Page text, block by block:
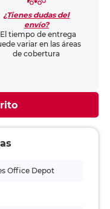
¿Tienes dudas del
envío?
tiempo de entrega
variar en las áreas
de cobertura
Office Depot